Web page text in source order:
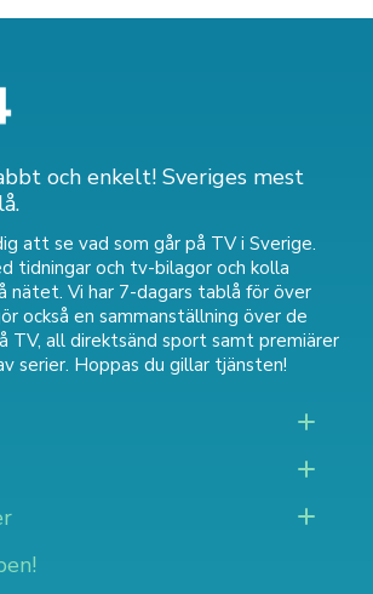
och enkelt! Sveriges mest
att se vad som går på TV i Sverige.
tidningar och tv-bilagor och kolla
nätet. Vi har 7-dagars tablå för över
också en sammanställning över de
TV, all direktsänd sport samt premiärer
serier. Hoppas du gillar tjänsten!